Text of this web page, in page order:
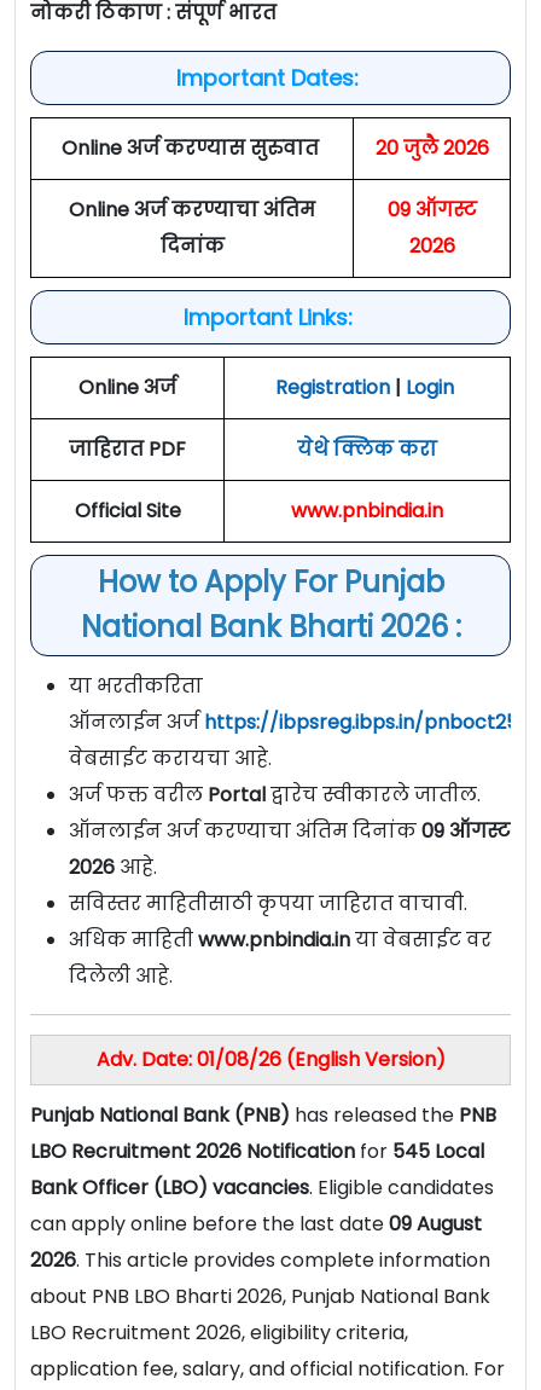
नोकरी ठिकाण : संपूर्ण भारत
Important Dates:
Online अर्ज करण्यास सुरुवात 20 जुलै 2026
Online अर्ज करण्याचा अंतिम
दिनांक
09 ऑगस्ट
2026
Important Links:
Online अर्ज Registration | Login
जाहिरात PDF येथे क्लिक करा
Official Site www.pnbindia.in
How to Apply For Punjab
National Bank Bharti 2026 :
या भरतीकरिता
ऑनलाईन अर्ज https://ibpsreg.ibps.in/pnboct25/
वेबसाईट करायचा आहे.
अर्ज फक्त वरील Portalद्वारेच स्वीकारले जातील.
ऑनलाईन अर्ज करण्याचा अंतिम दिनांक09 ऑगस्ट
2026 आहे.
सविस्तर माहितीसाठी कृपया जाहिरात वाचावी.
अधिक माहितीwww.pnbindia.inया वेबसाईट वर
दिलेली आहे.
Adv. Date: 01/08/26 (English Version)
Punjab National Bank (PNB) has released the PNB
LBO Recruitment 2026 Notification for 545 Local
Bank Officer (LBO) vacancies. Eligible candidates
can apply online before the last date09 August
2026. This article provides complete information
about PNB LBO Bharti 2026, Punjab National Bank
LBO Recruitment 2026, eligibility criteria,
application fee, salary, and official notification. For